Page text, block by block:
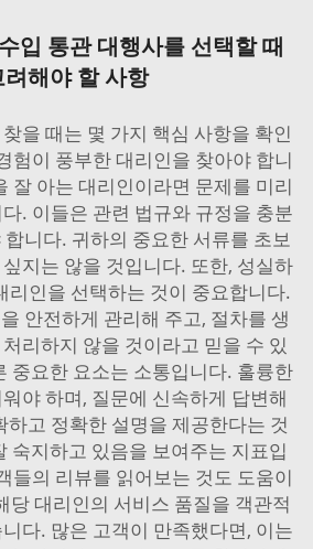
입 통관 대행사를 선택할 때
려해야 할 사항
을 때는 몇 가지 핵심 사항을 확인
험이 풍부한 대리인을 찾아야 합니
잘 아는 대리인이라면 문제를 미리
. 이들은 관련 법규와 규정을 충분
니다. 귀하의 중요한 서류를 초보
지는 않을 것입니다. 또한, 성실하
리인을 선택하는 것이 중요합니다.
안전하게 관리해 주고, 절차를 생
리하지 않을 것이라고 믿을 수 있
중요한 요소는 소통입니다. 훌륭한
야 하며, 질문에 신속하게 답변해
하고 정확한 설명을 제공한다는 것
숙지하고 있음을 보여주는 지표입
들의 리뷰를 읽어보는 것도 도움이
당 대리인의 서비스 품질을 객관적
다. 많은 고객이 만족했다면, 이는